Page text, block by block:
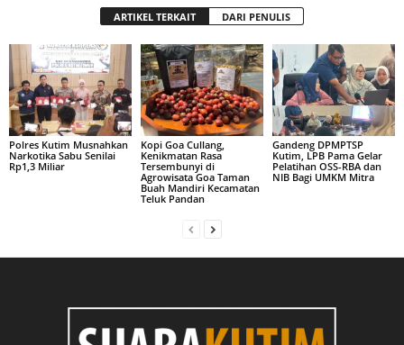
ARTIKEL TERKAIT DARI PENULIS
Polres Kutim Musnahkan
Narkotika Sabu Senilai
Rp1,3 Miliar
Kopi Goa Cullang,
Kenikmatan Rasa
Tersembunyi di
Agrowisata Goa Taman
Buah Mandiri Kecamatan
Teluk Pandan
Gandeng DPMPTSP
Kutim, LPB Pama Gelar
Pelatihan OSS-RBA dan
NIB Bagi UMKM Mitra